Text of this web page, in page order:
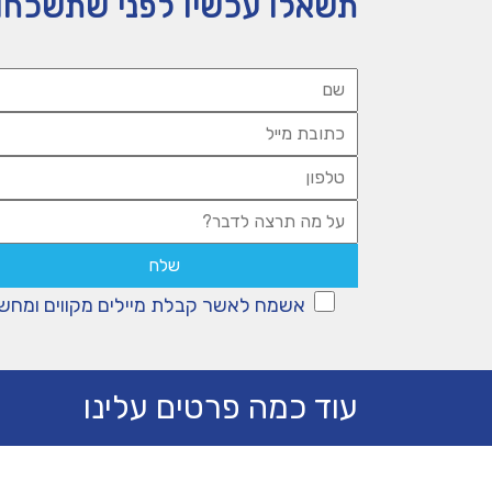
תשאלו עכשיו לפני
אשמח לאשר קבלת מיילים מקווים
עוד כמה פרטים עלינו